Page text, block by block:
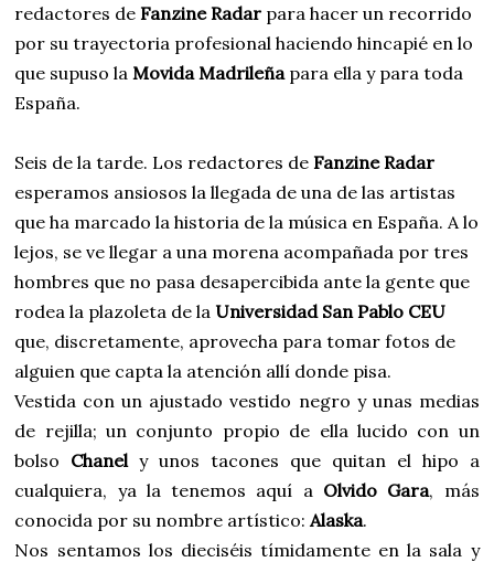
redactores de Fanzine Radar para hacer un recorrido
por su trayectoria profesional haciendo hincapié en lo
que supuso la Movida Madrileñapara ella y para toda
España.
Seis de la tarde. Los redactores de Fanzine Radar
esperamos ansiosos la llegada de una de las artistas
que ha marcado la historia de la música en España. A lo
lejos, se ve llegar a una morena acompañada por tres
hombres que no pasa desapercibida ante la gente que
rodea la plazoleta de la Universidad San Pablo CEU
que, discretamente, aprovecha para tomar fotos de
alguien que capta la atención allí donde pisa.
Vestida con un ajustado vestido negro y unas medias
de rejilla; un conjunto propio de ella lucido con un
bolso Chanel y unos tacones que quitan el hipo a
cualquiera, ya la tenemos aquí a Olvido Gara, más
conocida por su nombre artístico:Alaska.
Nos sentamos los dieciséis tímidamente en la sala y